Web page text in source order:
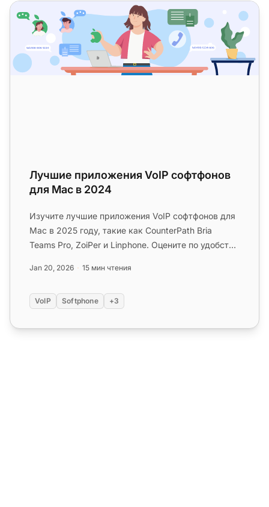
Лучшие приложения VoIP софтфонов для Mac в 2024
Лучшие приложения VoIP софтфонов
для Mac в 2024
Изучите лучшие приложения VoIP софтфонов для
Mac в 2025 году, такие как CounterPath Bria
Teams Pro, ZoiPer и Linphone. Оцените по удобству
Jan 20, 2026 15 мин чтения
VoIP Softphone +3